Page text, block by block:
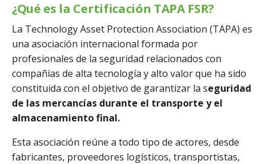
¿Qué es la Certificación TAPA FSR?
La Technology Asset Protection Association (TAPA) es
una asociación internacional formada por
profesionales de la seguridad relacionados con
compañías de alta tecnología y alto valor que ha sido
constituida con el objetivo de garantizar la seguridad
de las mercancías durante el transporte y el
almacenamiento final.
Esta asociación reúne a todo tipo de actores, desde
fabricantes, proveedores logísticos, transportistas,